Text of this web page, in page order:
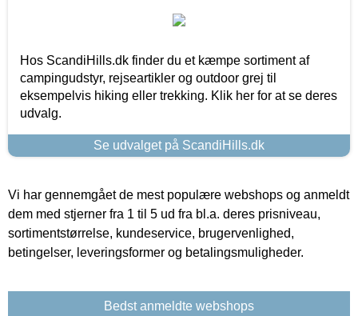
Hos ScandiHills.dk finder du et kæmpe sortiment af
campingudstyr, rejseartikler og outdoor grej til
eksempelvis hiking eller trekking. Klik her for at se deres
udvalg.
Se udvalget på ScandiHills.dk
Vi har gennemgået de mest populære webshops og anmeldt
dem med stjerner fra 1 til 5 ud fra bl.a. deres prisniveau,
sortimentstørrelse, kundeservice, brugervenlighed,
betingelser, leveringsformer og betalingsmuligheder.
Bedst anmeldte webshops